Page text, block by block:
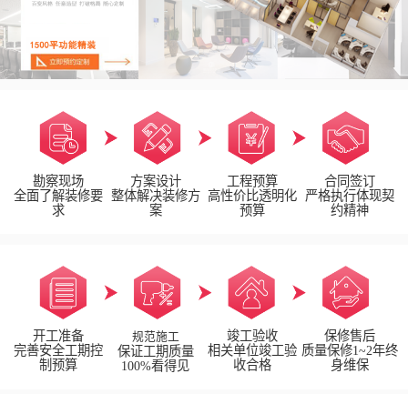
勘察现场
全面了解装修要
求
方案设计
整体解决装修方
案
工程预算
高性价比透明化
预算
合同签订
严格执行体现契
约精神
开工准备
完善安全工期控
制预算
规范施工
保证工期质量
100%看得见
竣工验收
相关单位竣工验
收合格
保修售后
质量保修1~2年终
身维保